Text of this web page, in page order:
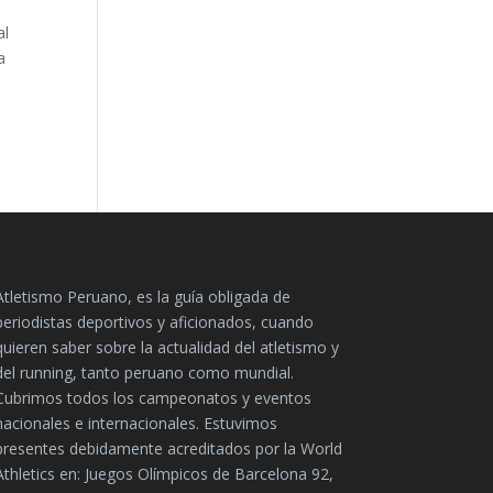
Peruano, es la guía obligada de
deportivos y aficionados, cuando
saber sobre la actualidad del atletismo y
running, tanto peruano como mundial.
todos los campeonatos y eventos
e internacionales. Estuvimos
debidamente acreditados por la World
en: Juegos Olímpicos de Barcelona 92,